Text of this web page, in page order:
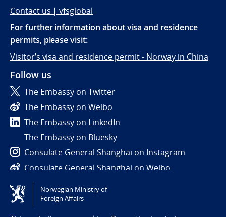
Contact us | vfsglobal
For further information about visa and residence
permits, please visit:
Visitor’s visa and residence permit - Norway in China
Follow us
The Embassy on Twitter
The Embassy on Weibo
The Embassy on LinkedIn
The Embassy on Bluesky
Consulate General Shanghai on Instagram
Consulate General Shanghai on Weibo
Tilgjengelighetserklæring / Accessibility statement
(NO)
Norwegian Ministry of
Foreign Affairs